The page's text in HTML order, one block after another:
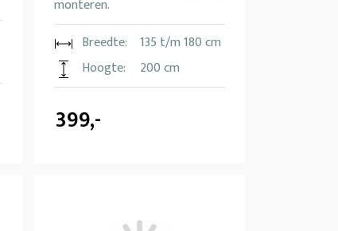
monteren.
Breedte:
135 t/m 180 cm
Hoogte:
200 cm
399,-